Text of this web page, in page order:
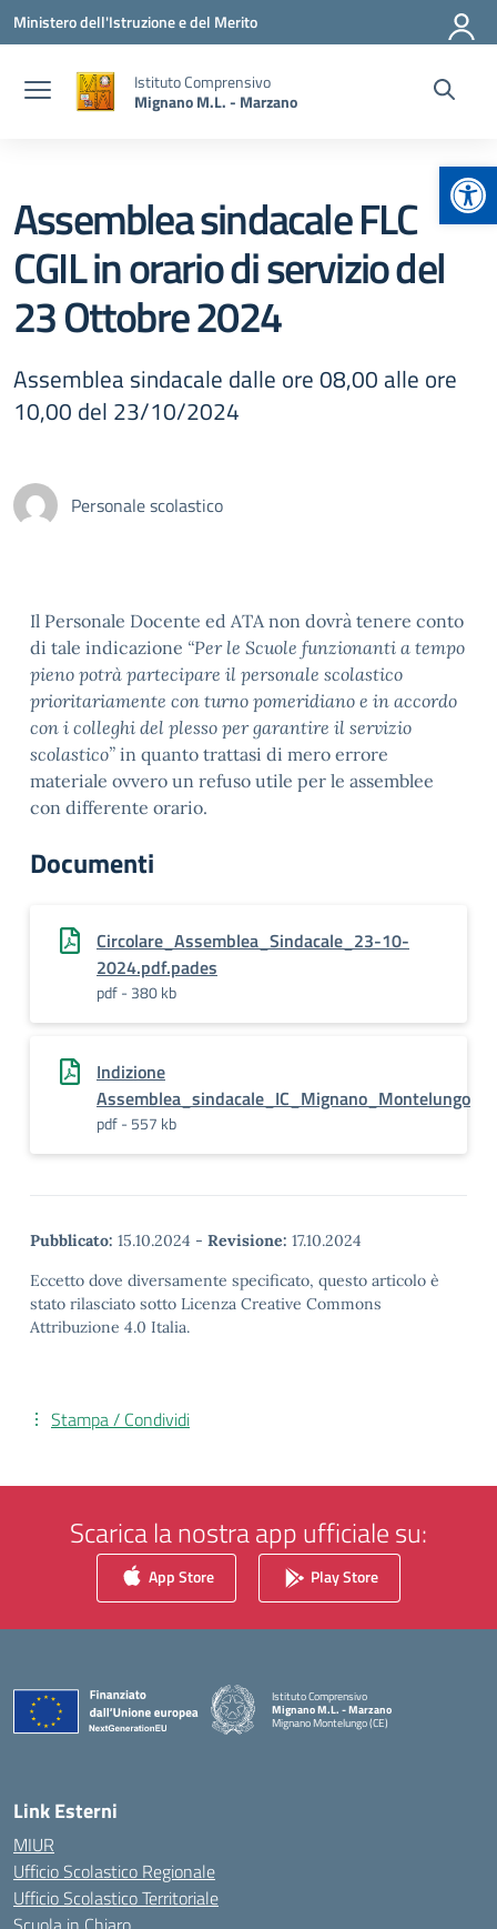
Vai ai contenuti
Vai al menu di navigazione
Vai al footer
Ministero dell'Istruzione e del Merito
Istituto Comprensivo
Mignano M.L. - Marzano
Assemblea sindacale FLC
CGIL in orario di servizio del
23 Ottobre 2024
Assemblea sindacale dalle ore 08,00 alle ore
10,00 del 23/10/2024
Personale scolastico
Il Personale Docente ed ATA non dovrà tenere conto
di tale indicazione “Per le Scuole funzionanti a tempo
pieno potrà partecipare il personale scolastico
prioritariamente con turno pomeridiano e in accordo
con i colleghi del plesso per garantire il servizio
scolastico” in quanto trattasi di mero errore
materiale ovvero un refuso utile per le assemblee
con differente orario.
Documenti
Circolare_Assemblea_Sindacale_23-10-
2024.pdf.pades
pdf - 380 kb
Indizione
Assemblea_sindacale_IC_Mignano_Montelungo
pdf - 557 kb
Pubblicato: 15.10.2024 - Revisione: 17.10.2024
Eccetto dove diversamente specificato, questo articolo è
stato rilasciato sotto Licenza Creative Commons
Attribuzione 4.0 Italia.
Stampa / Condividi
Scarica la nostra app ufficiale su:
App Store Play Store
Istituto Comprensivo
Mignano M.L. - Marzano
Mignano Montelungo (CE)
— Visita la pagina iniziale della scuola
Link Esterni
MIUR
Ufficio Scolastico Regionale
Ufficio Scolastico Territoriale